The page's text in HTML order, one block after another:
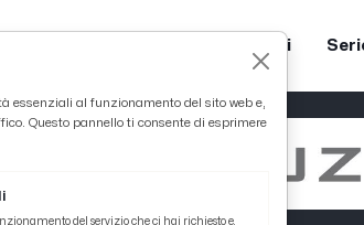
Coppa Teodori
essenziali al funzionamento del sito web e,
Questo pannello ti consente di esprimere
del servizio che ci hai richiesto e,